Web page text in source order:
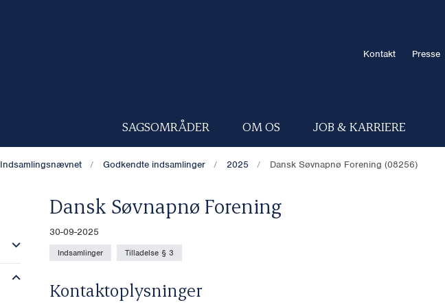
Kontakt Presse
SAGSOMRÅDER OM OS JOB & KARRIERE
Indsamlingsnævnet Godkendte indsamlinger 2025 Dansk Søvnapnø Forening (08256)
Dansk Søvnapnø Forening
30-09-2025
Indsamlinger Tilladelse § 3
Kontaktoplysninger